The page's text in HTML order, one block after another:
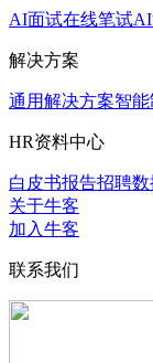
AI面试在线笔试
解决方案
通用解决方案智
HR资料中心
白皮书报告招聘数
关于牛客
加入牛客
联系我们